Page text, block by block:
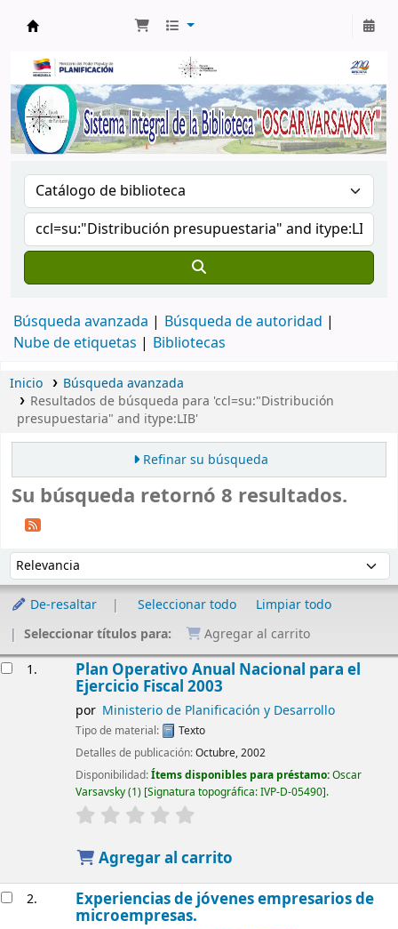
Búsqueda avanzada
Búsqueda de autoridad
Nube de etiquetas
Bibliotecas
Inicio
Búsqueda avanzada
Resultados de búsqueda para 'ccl=su:"Distribución
presupuestaria" and itype:LIB'
Refinar su búsqueda
Su búsqueda retornó 8 resultados.
Ordenar por:
De-resaltar Seleccionar todo
Limpiar todo
Seleccionar títulos para:
Agregar al carrito
1. Plan Operativo Anual Nacional para el
Ejercicio Fiscal 2003
por Ministerio de Planificación y Desarrollo
Tipo de material:
Texto
Detalles de publicación:Octubre, 2002
Disponibilidad:Ítems disponibles para préstamo:Oscar
Varsavsky(1) Signatura topográfica:IVP-D-05490 .
Agregar al carrito
2. Experiencias de jóvenes empresarios de
microempresas.